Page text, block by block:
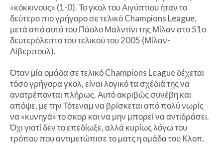
«κόκκινους» (1-0). Το γκολ του Αιγύπτιου ήταν το
δεύτερο πιο γρήγορο σε τελικό Champions League,
μετά από αυτό του Πάολο Μαλντίνι της Μίλαν στο 51ο
δευτερόλεπτο του τελικού του 2005 (Μίλαν-
Λίβερπουλ).
Όταν μία ομάδα σε τελικό Champions League δέχεται
τόσο γρήγορα γκολ, είναι λογικό τα σχέδιά της να
ανατρέπονται πλήρως. Αυτό ακριβώς συνέβη και
απόψε, με την Τότεναμ να βρίσκεται από πολύ νωρίς
να «κυνηγά» το σκορ και να μην μπορεί να αντιδράσει.
Όχι γιατί δεν το επεδίωξε, αλλά κυρίως λόγω του
τρόπου που αντιμετώπισε το ματς η ομάδα του Κλοπ.